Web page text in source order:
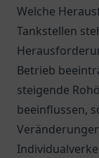
Welche
Tankstellen
Betrieb
steigende
beeinflussen,